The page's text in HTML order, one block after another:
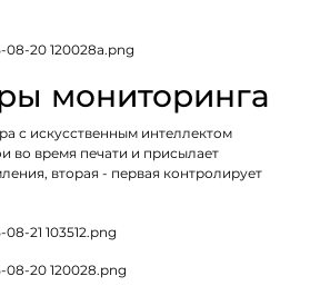
мониторинга
с искусственным интеллектом
во время печати и присылает
вторая - первая контролирует